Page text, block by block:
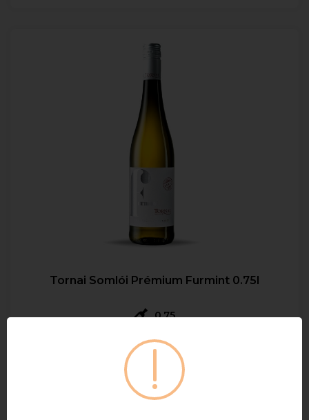
Tornai Somlói Prémium Furmint 0.75l
0,75
2 184 Ft